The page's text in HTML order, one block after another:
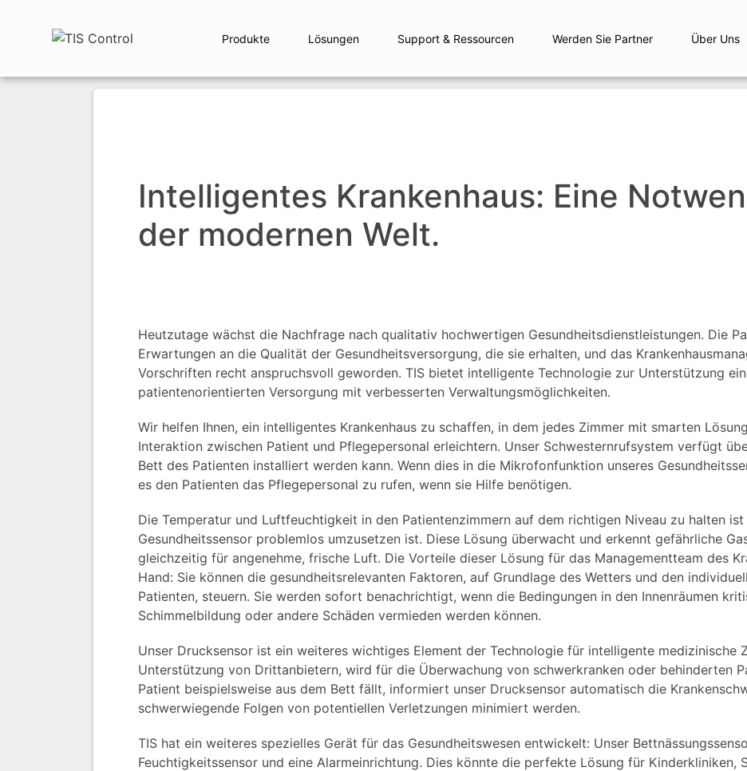
Produkte Lösungen Support & Ressourcen Werden Sie Partner Über Uns
Intelligentes Krankenhaus: Eine
der modernen Welt.
Heutzutage wächst die Nachfrage nach qualitativ hochwertigen Gesundheitsdienstleistungen. Die
Erwartungen an die Qualität der Gesundheitsversorgung, die sie erhalten, und das
Vorschriften recht anspruchsvoll geworden. TIS bietet intelligente Technologie zur Unterstützung
patientenorientierten Versorgung mit verbesserten Verwaltungsmöglichkeiten.
Wir helfen Ihnen, ein intelligentes Krankenhaus zu schaffen, in dem jedes Zimmer mit smarten
Interaktion zwischen Patient und Pflegepersonal erleichtern. Unser Schwesternrufsystem verfügt
Bett des Patienten installiert werden kann. Wenn dies in die Mikrofonfunktion unseres
es den Patienten das Pflegepersonal zu rufen, wenn sie Hilfe benötigen.
Die Temperatur und Luftfeuchtigkeit in den Patientenzimmern auf dem richtigen Niveau zu halten
Gesundheitssensor problemlos umzusetzen ist. Diese Lösung überwacht und erkennt gefährliche
gleichzeitig für angenehme, frische Luft. Die Vorteile dieser Lösung für das Managementteam des
Hand: Sie können die gesundheitsrelevanten Faktoren, auf Grundlage des Wetters und den
Patienten, steuern. Sie werden sofort benachrichtigt, wenn die Bedingungen in den Innenräumen
Schimmelbildung oder andere Schäden vermieden werden können.
Unser Drucksensor ist ein weiteres wichtiges Element der Technologie für intelligente medizinische
Unterstützung von Drittanbietern, wird für die Überwachung von schwerkranken oder behinderten
Patient beispielsweise aus dem Bett fällt, informiert unser Drucksensor automatisch die
schwerwiegende Folgen von potentiellen Verletzungen minimiert werden.
TIS hat ein weiteres spezielles Gerät für das Gesundheitswesen entwickelt: Unser
Feuchtigkeitssensor und eine Alarmeinrichtung. Dies könnte die perfekte Lösung für Kinderkliniken,